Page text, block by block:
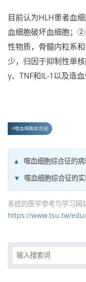
目前认为HLH患者血
血细胞破坏血细胞；
性物质，骨髓内粒系
少，归因于抑制性单
γ、TNF和IL-1以及造血
噬血细胞综合征
噬血细胞综合征的
噬血细胞综合征的
系统的医学参考与学习网
https://www.tsu.tw/